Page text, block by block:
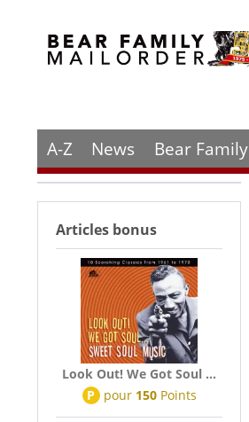
A-Z News Bear Family
Articles bonus
Look Out! We Got Soul ...
P pour 150Points